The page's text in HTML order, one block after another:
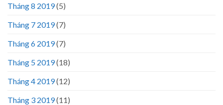
Tháng 8 2019(5)
Tháng 7 2019(7)
Tháng 6 2019(7)
Tháng 5 2019(18)
Tháng 4 2019(12)
Tháng 3 2019(11)